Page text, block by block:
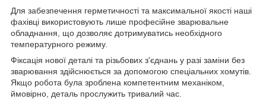
Для забезпечення герметичності та максимальної якості наші
фахівці використовують лише професійне зварювальне
обладнання, що дозволяє дотримуватись необхідного
температурного режиму.
Фіксація нової деталі та різьбових з'єднань у разі заміни без
зварювання здійснюється за допомогою спеціальних хомутів.
Якщо робота була зроблена компетентним механіком,
ймовірно, деталь прослужить тривалий час.